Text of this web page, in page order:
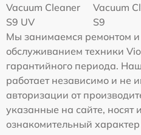
Vacuum Cleaner
S9 UV
Vacuum
S9
Мы занимаемся ремонтом и
обслуживанием техники
гарантийного периода.
работает независимо и не
авторизации от
указанные на сайте, носят
ознакомительный